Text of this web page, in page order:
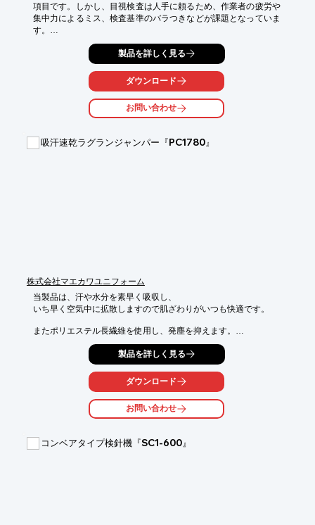
項目です。しかし、目視検査は人手に頼るため、作業者の疲労や
集中力によるミス、検査基準のバラつきなどが課題となっていま
す。
ミラック光学の人工知能検査システム『AIハヤブサ』は、AIと画
像処理技術を活用することで、異物付着を自動的に検出。安定し
た品質管理と作業効率の向上を実現します。
【活用シーン】
- 繊維製品の製造工程における異物付着の検出
- 織物、編物、不織布など、様々な繊維製品の品質管理
- 検査基準のバラつきによる品質のばらつき解消
製品を詳しく見る
ダウンロード
お問い合わせ
吸汗速乾ラグランジャンパー『PC1780』
株式会社マエカワユニフォーム
当製品は、汗や水分を素早く吸収し、
いち早く空気中に拡散しますので肌ざわりがいつも快適です。
またポリエステル長繊維を使用し、発塵を抑えます。
脱落しにくい素材を使っております。
気化熱を奪い快適な職場環境を実現します。
※詳しくはカタログをご覧頂くか、お気軽にお問い合わせ下さ
製品を詳しく見る
ダウンロード
お問い合わせ
コンベアタイプ検針機『SC1-600』